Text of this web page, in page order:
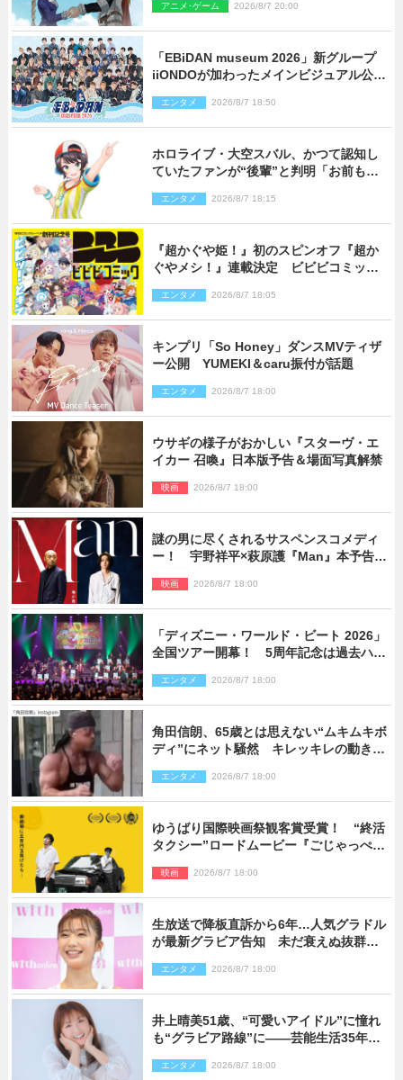
アニメ･ゲーム 2026/8/7 20:00
「EBiDAN museum 2026」新グループ
iiONDOが加わったメインビジュアル公
エンタメ 2026/8/7 18:50
ホロライブ・大空スバル、かつて認知し
ていたファンが“後輩”と判明「お前もし
エンタメ 2026/8/7 18:15
『超かぐや姫！』初のスピンオフ『超か
ぐやメシ！』連載決定 ビビビコミック
エンタメ 2026/8/7 18:05
キンプリ「So Honey」ダンスMVティザ
ー公開 YUMEKI＆caru振付が話題
エンタメ 2026/8/7 18:00
ウサギの様子がおかしい『スターヴ・エ
イカー 召喚』日本版予告＆場面写真解禁
映画 2026/8/7 18:00
謎の男に尽くされるサスペンスコメディ
ー！ 宇野祥平×萩原護『Man』本予告＆
映画 2026/8/7 18:00
「ディズニー・ワールド・ビート 2026」
全国ツアー開幕！ 5周年記念は過去ハイ
ポート】
エンタメ 2026/8/7 18:00
角田信朗、65歳とは思えない“ムキムキボ
ディ”にネット騒然 キレッキレの動きを
エンタメ 2026/8/7 18:00
ゆうばり国際映画祭観客賞受賞！ “終活
タクシー”ロードムービー『ごじゃっぺタ
映画 2026/8/7 18:00
生放送で降板直訴から6年…人気グラドル
が最新グラビア告知 未だ衰えぬ抜群ス
エンタメ 2026/8/7 18:00
井上晴美51歳、“可愛いアイドル”に憧れ
も“グラビア路線”に――芸能生活35年を
エンタメ 2026/8/7 18:00